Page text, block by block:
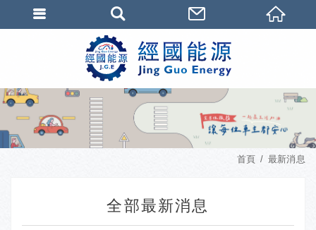
首頁 最新消息
全部最新消息